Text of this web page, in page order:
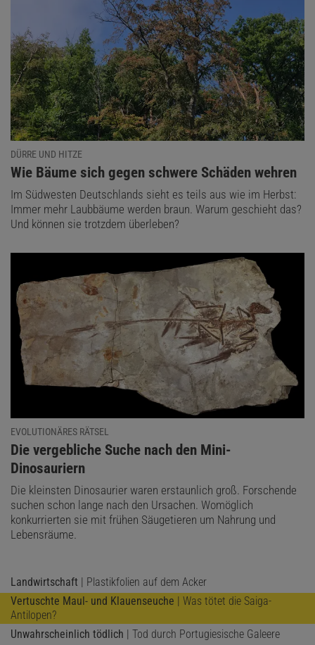
DÜRRE UND HITZE
:
Wie Bäume sich gegen schwere Schäden wehren
Im Südwesten Deutschlands sieht es teils aus wie im Herbst:
Immer mehr Laubbäume werden braun. Warum geschieht das?
Und können sie trotzdem überleben?
EVOLUTIONÄRES RÄTSEL
:
Die vergebliche Suche nach den Mini-
Dinosauriern
Die kleinsten Dinosaurier waren erstaunlich groß. Forschende
suchen schon lange nach den Ursachen. Womöglich
konkurrierten sie mit frühen Säugetieren um Nahrung und
Lebensräume.
Landwirtschaft | Plastikfolien auf dem Acker
Vertuschte Maul- und Klauenseuche | Was tötet die Saiga-
Antilopen?
Unwahrscheinlich tödlich | Tod durch Portugiesische Galeere